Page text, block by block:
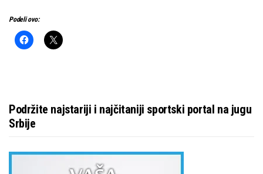
Podeli ovo:
Podržite najstariji i najčitaniji sportski portal na jugu
Srbije